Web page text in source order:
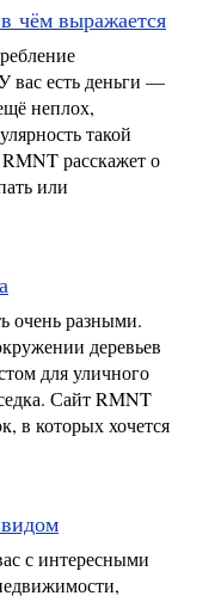
чём выражается
вас есть деньги —
неплох,
такой
расскажет о
или
очень разными.
деревьев
для уличного
Сайт RMNT
в которых хочется
с интересными